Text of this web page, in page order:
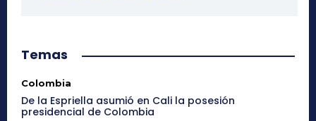
Temas
Colombia
De la Espriella asumió en Cali la posesión
presidencial de Colombia